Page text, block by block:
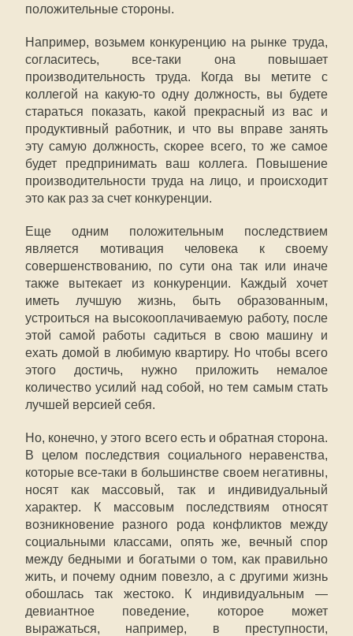
положительные стороны.
Например, возьмем конкуренцию на рынке труда,
согласитесь, все-таки она повышает
производительность труда. Когда вы метите с
коллегой на какую-то одну должность, вы будете
стараться показать, какой прекрасный из вас и
продуктивный работник, и что вы вправе занять
эту самую должность, скорее всего, то же самое
будет предпринимать ваш коллега. Повышение
производительности труда на лицо, и происходит
это как раз за счет конкуренции.
Еще одним положительным последствием
является мотивация человека к своему
совершенствованию, по сути она так или иначе
также вытекает из конкуренции. Каждый хочет
иметь лучшую жизнь, быть образованным,
устроиться на высокооплачиваемую работу, после
этой самой работы садиться в свою машину и
ехать домой в любимую квартиру. Но чтобы всего
этого достичь, нужно приложить немалое
количество усилий над собой, но тем самым стать
лучшей версией себя.
Но, конечно, у этого всего есть и обратная сторона.
В целом последствия социального неравенства,
которые все-таки в большинстве своем негативны,
носят как массовый, так и индивидуальный
характер. К массовым последствиям относят
возникновение разного рода конфликтов между
социальными классами, опять же, вечный спор
между бедными и богатыми о том, как правильно
жить, и почему одним повезло, а с другими жизнь
обошлась так жестоко. К индивидуальным —
девиантное поведение, которое может
выражаться, например, в преступности,